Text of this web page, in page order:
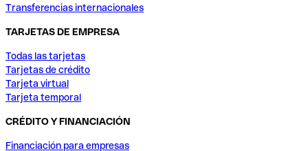
Transferencias internacionales
TARJETAS DE EMPRESA
Todas las tarjetas
Tarjetas de crédito
Tarjeta virtual
Tarjeta temporal
CRÉDITO Y FINANCIACIÓN
Financiación para empresas